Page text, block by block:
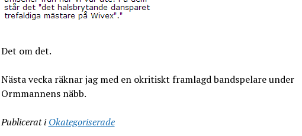
Det om det.
Nästa vecka räknar jag med en okritiskt framlagd bandspelare under
Ormmannens näbb.
Publicerat i Okategoriserade